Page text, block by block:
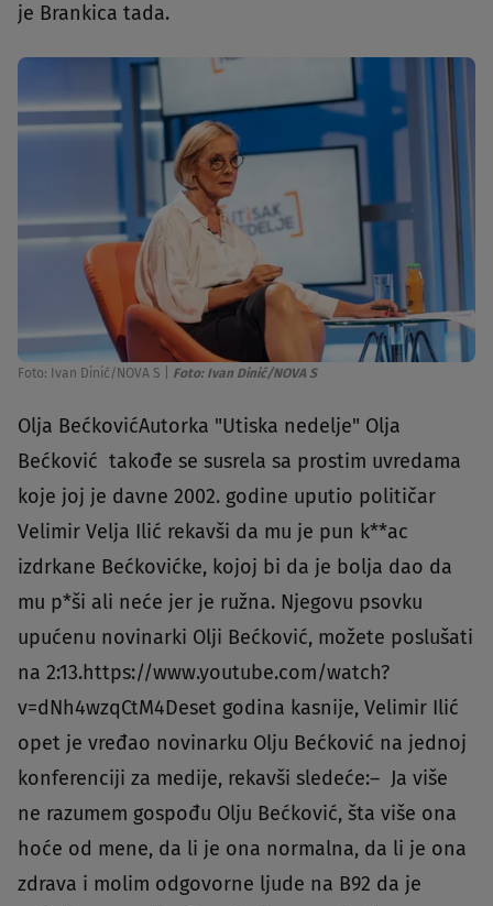
je Brankica tada.
Foto: Ivan Dinić/NOVA S Foto: Ivan Dinić/NOVA S
Olja BećkovićAutorka "Utiska nedelje" Olja
Bećković takođe se susrela sa prostim uvredama
koje joj je davne 2002. godine uputio političar
Velimir Velja Ilić rekavši da mu je pun k**ac
izdrkane Bećkovićke, kojoj bi da je bolja dao da
mu p*ši ali neće jer je ružna. Njegovu psovku
upućenu novinarki Olji Bećković, možete poslušati
na 2:13.https://www.youtube.com/watch?
v=dNh4wzqCtM4Deset godina kasnije, Velimir Ilić
opet je vređao novinarku Olju Bećković na jednoj
konferenciji za medije, rekavši sledeće:– Ja više
ne razumem gospođu Olju Bećković, šta više ona
hoće od mene, da li je ona normalna, da li je ona
zdrava i molim odgovorne ljude na B92 da je